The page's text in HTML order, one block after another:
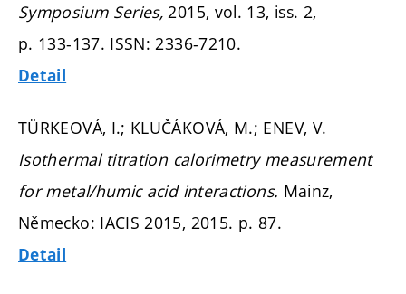
Symposium Series,2015, vol. 13, iss. 2,
p. 133-137. ISSN: 2336-7210.
Detail
TÜRKEOVÁ, I.; KLUČÁKOVÁ, M.; ENEV, V.
Isothermal titration calorimetry measurement
for metal/humic acid interactions. Mainz,
Německo: IACIS 2015, 2015. p. 87.
Detail